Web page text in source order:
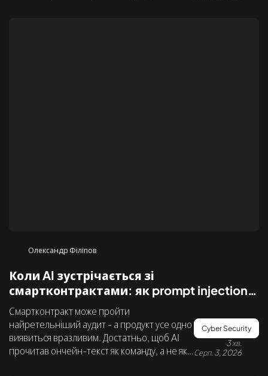
Олександр Філіпов
Коли AI зустрічається зі
смартконтрактами: як prompt injection
створює нову поверхню атаки у Web3
Смартконтракт може пройти
найретельніший аудит - а продукт усе одно
виявиться вразливим. Достатньо, щоб AI
прочитав ончейн-текст як команду, а не як
Cyber Security
3 хв.
Серп. 3, 2026